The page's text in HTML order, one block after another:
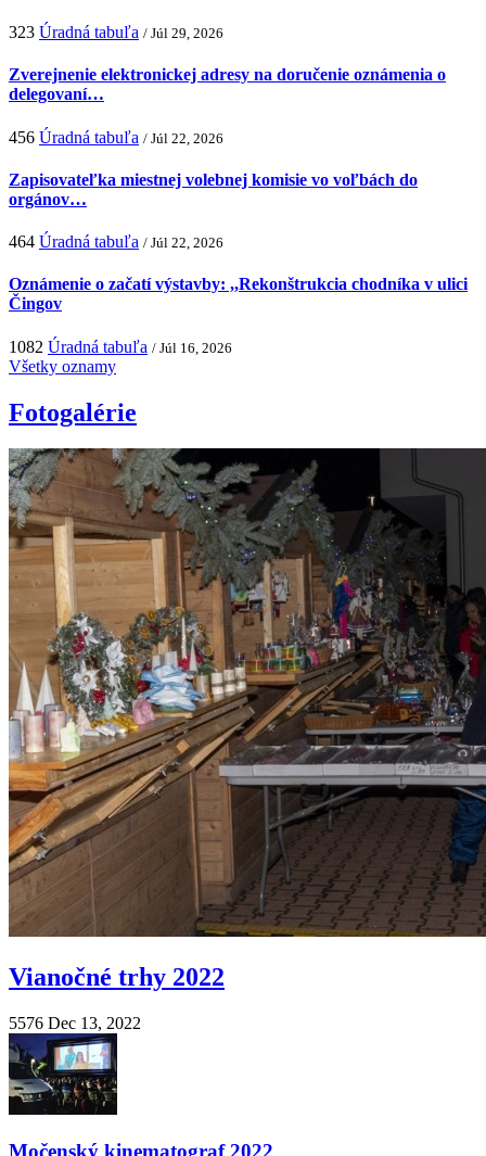
323 Úradná tabuľa / Júl 29, 2026
Zverejnenie elektronickej adresy na doručenie oznámenia o
delegovaní…
456 Úradná tabuľa / Júl 22, 2026
Zapisovateľka miestnej volebnej komisie vo voľbách do
orgánov…
464 Úradná tabuľa / Júl 22, 2026
Oznámenie o začatí výstavby: ,,Rekonštrukcia chodníka v ulici
Čingov
1082 Úradná tabuľa / Júl 16, 2026
Všetky oznamy
Fotogalérie
Vianočné trhy 2022
5576 Dec 13, 2022
Močenský kinematograf 2022